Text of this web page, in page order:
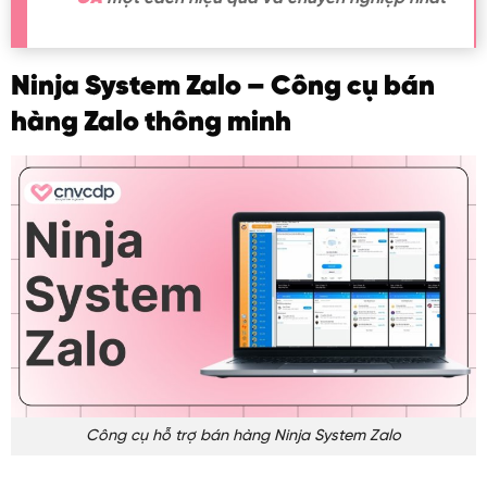
Ninja System Zalo – Công cụ bán
hàng Zalo thông minh
Công cụ hỗ trợ bán hàng Ninja System Zalo